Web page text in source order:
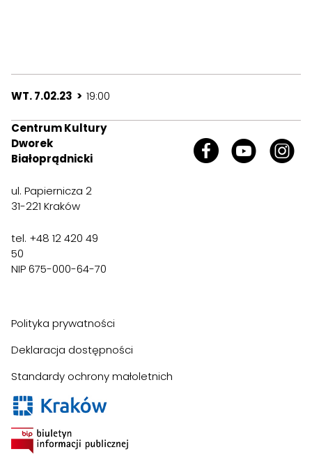
WT. 7.02.23 > 19:00
Centrum Kultury
Dworek
Białoprądnicki
ul. Papiernicza 2
31-221 Kraków
tel. +48 12 420 49
50
NIP 675-000-64-70
Polityka prywatności
Deklaracja dostępności
Standardy ochrony małoletnich